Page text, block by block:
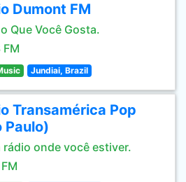
Dumont FM
Que Você Gosta.
FM
Jundiai, Brazil
Transamérica Pop
Paulo)
rádio onde você estiver.